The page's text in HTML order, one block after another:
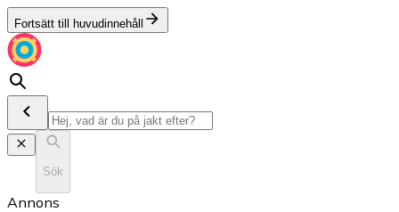
Fortsätt till huvudinnehåll
Sök
Annons